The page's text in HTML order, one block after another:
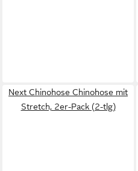
Next Chinohose Chinohose mit
Stretch, 2er-Pack (2-tlg)